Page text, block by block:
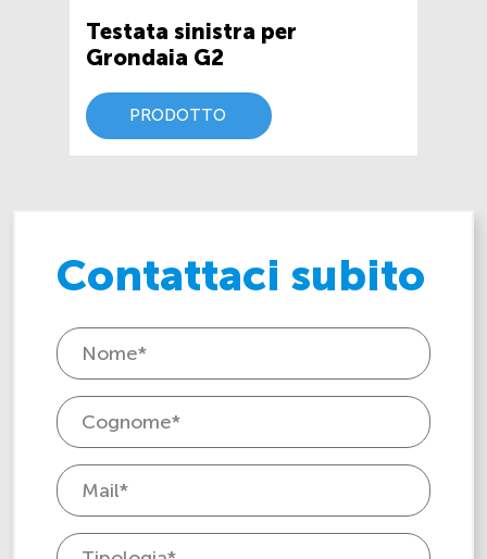
Testata sinistra per
Grondaia G2
PRODOTTO
Contattaci subito